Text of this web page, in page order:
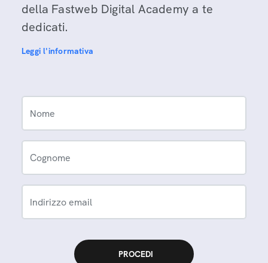
della Fastweb Digital Academy a te
dedicati.
Leggi l'informativa
Nome
Cognome
Indirizzo email